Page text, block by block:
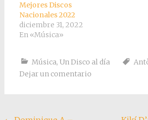
Mejores Discos
Nacionales 2022
diciembre 31, 2022
En «Música»
Música, Un Disco al día
Dejar un comentario